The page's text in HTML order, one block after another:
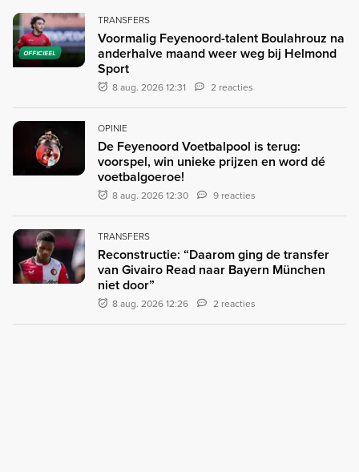
OFFICIEEL
TRANSFERS
Voormalig Feyenoord-talent Boulahrouz na
anderhalve maand weer weg bij Helmond
Sport
8 aug. 2026 12:31 2 reacties
OPINIE
De Feyenoord Voetbalpool is terug:
voorspel, win unieke prijzen en word dé
voetbalgoeroe!
8 aug. 2026 12:30 9 reacties
TRANSFERS
Reconstructie: “Daarom ging de transfer
van Givairo Read naar Bayern München
niet door”
8 aug. 2026 12:26 2 reacties